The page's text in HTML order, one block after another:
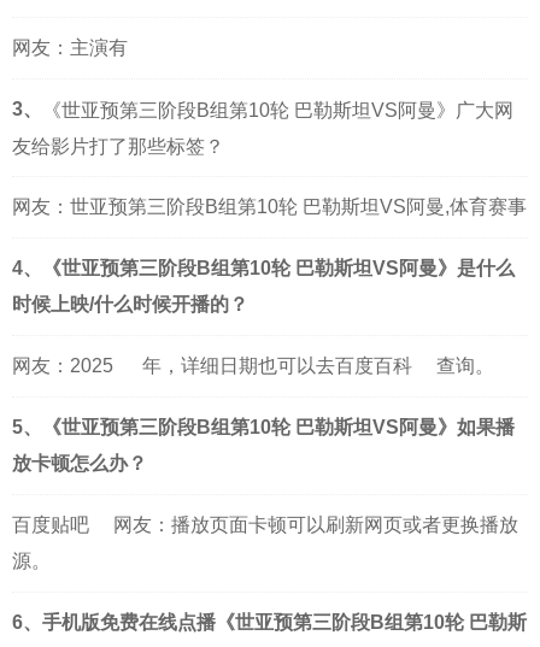
网友：主演有
3、
《世亚预第三阶段B组第10轮 巴勒斯坦VS阿曼》广大网
友给影片打了那些标签？
网友：世亚预第三阶段B组第10轮 巴勒斯坦VS阿曼,体育赛事
4、《世亚预第三阶段B组第10轮 巴勒斯坦VS阿曼》是什么
时候上映/什么时候开播的？
网友： 2025 年，详细日期也可以去百度百科 查询。
5、《世亚预第三阶段B组第10轮 巴勒斯坦VS阿曼》如果播
放卡顿怎么办？
百度贴吧
网友：播放页面卡顿可以刷新网页或者更换播放
源。
6、手机版免费在线点播《世亚预第三阶段B组第10轮 巴勒斯